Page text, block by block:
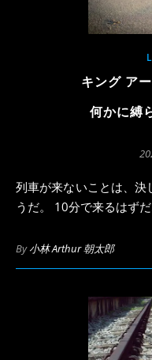
キング ア
何かに縛
列車が来ないことは、決して悪いことばかりではなかったよ
うだ。 10分で来るはず
By小林 Arthur 朝太郎